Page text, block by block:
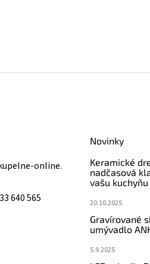
online.
640 565
Novinky
Keramické
nadčasová
vašu kuchyňu
20.10.2025
Gravírované
umývadlo
5.9.2025